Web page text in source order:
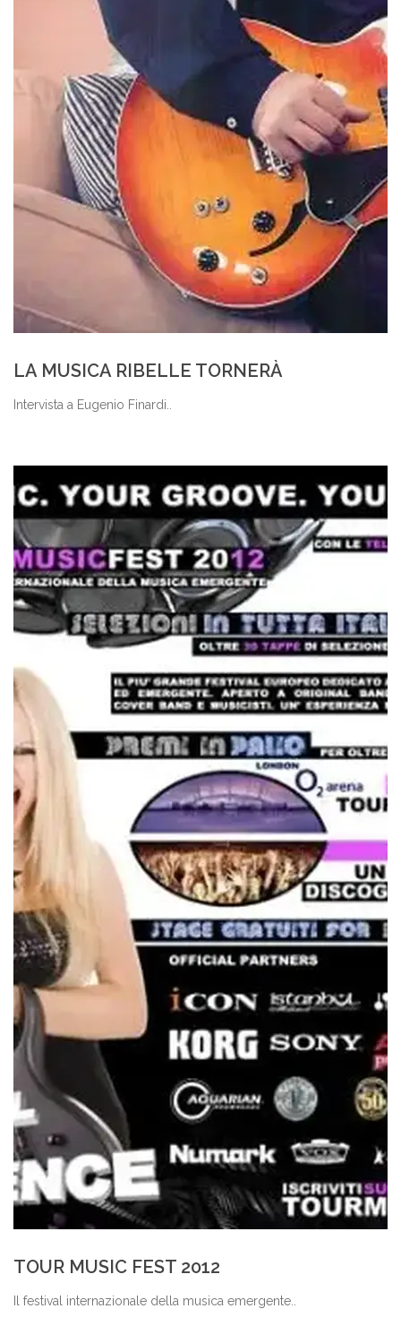
LA MUSICA RIBELLE TORNERÀ
Intervista a Eugenio Finardi..
TOUR MUSIC FEST 2012
Il festival internazionale della musica emergente..